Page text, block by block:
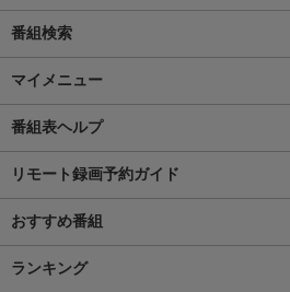
番組検索
マイメニュー
番組表ヘルプ
リモート録画予約ガイド
おすすめ番組
ランキング